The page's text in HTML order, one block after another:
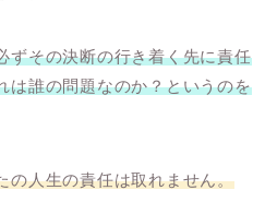
ずその決断の行き着く先に責任
は誰の問題なのか？というのを
の人生の責任は取れません。